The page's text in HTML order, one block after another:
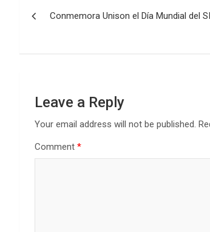
Conmemora Unison el Día Mundial del
Leave a Reply
Your email address will not be published.
Comment *